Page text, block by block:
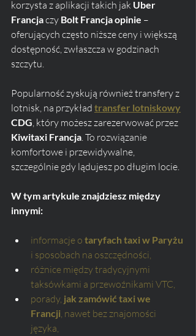
korzysta z aplikacji takich jak Uber
Francja czy Bolt Francja opinie –
oferujących często niższe ceny i większą
dostępność, zwłaszcza w godzinach
szczytu.
Popularność zyskują również transfery z
lotnisk, na przykład transfer lotniskowy
CDG, który możesz zarezerwować przez
Kiwitaxi Francja. To rozwiązanie
komfortowe i przewidywalne,
szczególnie gdy lądujesz po długim locie.
W tym artykule znajdziesz między
innymi:
informacje o taryfach taxi w Paryżu
i sposobach na oszczędności,
różnice między tradycyjnymi
taksówkami a przewoźnikami VTC,
porady, jak zamówić taxi we
Francji, nawet bez znajomości
języka,